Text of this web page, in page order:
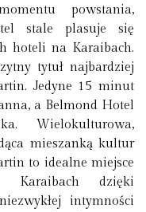
powstania,
stale plasuje się
hoteli na Karaibach.
tytuł najbardziej
Jedyne 15 minut
a Belmond Hotel
Wielokulturowa,
mieszanką kultur
to idealne miejsce
dzięki
intymności